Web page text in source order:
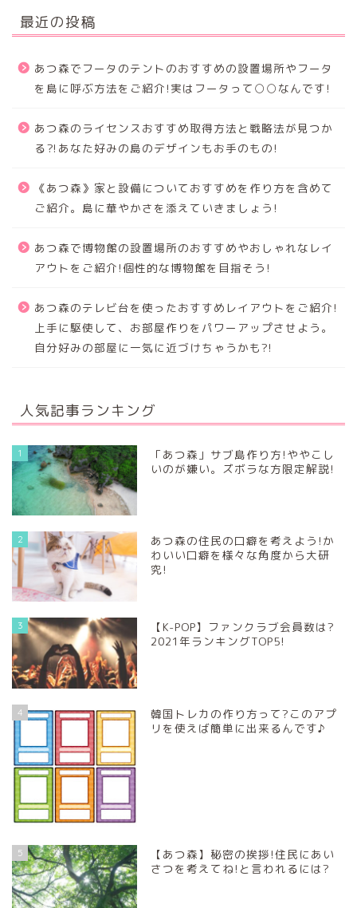
最近の投稿
あつ森でフータのテントのおすすめの設置場所やフータ
を島に呼ぶ方法をご紹介!実はフータって○○なんです!
あつ森のライセンスおすすめ取得方法と戦略法が見つか
る⁈あなた好みの島のデザインもお手のもの!
《あつ森》家と設備についておすすめを作り方を含めて
ご紹介。島に華やかさを添えていきましょう!
あつ森で博物館の設置場所のおすすめやおしゃれなレイ
アウトをご紹介!個性的な博物館を目指そう!
あつ森のテレビ台を使ったおすすめレイアウトをご紹介!
上手に駆使して、お部屋作りをパワーアップさせよう。
自分好みの部屋に一気に近づけちゃうかも?!
人気記事ランキング
1
「あつ森」サブ島作り方!ややこし
いのが嫌い。ズボラな方限定解説!
2
あつ森の住民の口癖を考えよう!か
わいい口癖を様々な角度から大研
究!
3
【K-POP】ファンクラブ会員数は?
2021年ランキングTOP5!
4
韓国トレカの作り方って?このアプ
リを使えば簡単に出来るんです♪
5
【あつ森】秘密の挨拶!住民にあい
さつを考えてね!と言われるには?